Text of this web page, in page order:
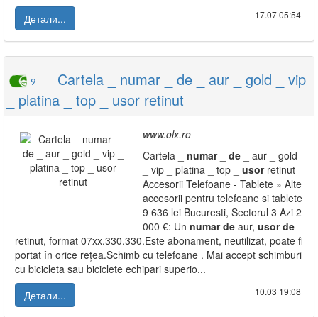
Детали...
17.07|05:54
9
Cartela _ numar _ de _ aur _ gold _ vip
_ platina _ top _ usor retinut
www.olx.ro
Cartela _ numar_ de _ aur _ gold
_ vip _ platina _ top _ usorretinut
Accesorii Telefoane - Tablete » Alte
accesorii pentru telefoane si tablete
9 636 lei Bucuresti, Sectorul 3 Azi 2
000 €: Un numar de aur, usor de
retinut, format 07xx.330.330.Este abonament, neutilizat, poate fi
portat în orice rețea.Schimb cu telefoane . Mai accept schimburi
cu bicicleta sau biciclete echipari superio...
Детали...
10.03|19:08